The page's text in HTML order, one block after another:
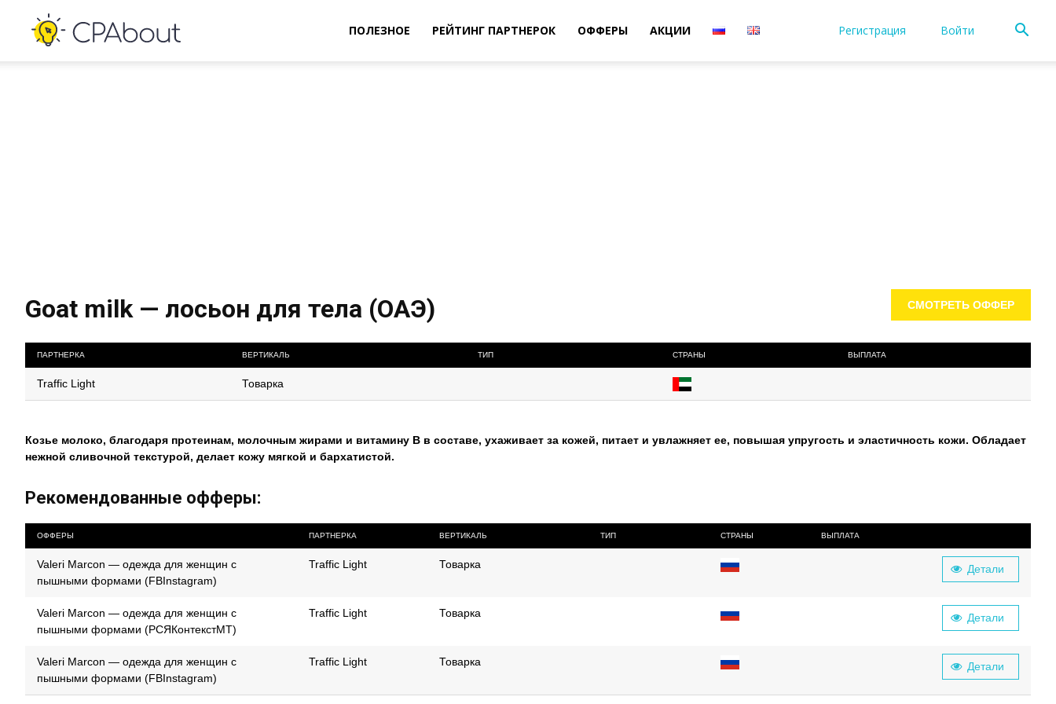
ПОЛЕЗНОЕ РЕЙТИНГ ПАРТНЕРОК ОФФЕРЫ АКЦИИ Регистрация Войти
Goat milk — лосьон для тела (ОАЭ) СМОТРЕТЬ ОФФЕР
ПАРТНЕРКА ВЕРТИКАЛЬ ТИП СТРАНЫ ВЫПЛАТА
Traffic Light Товарка
Козье молоко, благодаря протеинам, молочным жирами и витамину В в составе, ухаживает за кожей, питает и увлажняет ее, повышая упругость и эластичность кожи. Обладает
нежной сливочной текстурой, делает кожу мягкой и бархатистой.
Рекомендованные офферы:
ОФФЕРЫ ПАРТНЕРКА ВЕРТИКАЛЬ ТИП СТРАНЫ ВЫПЛАТА
Valeri Marcon — одежда для женщин с
пышными формами (FBInstagram)
Traffic Light Товарка Детали
Valeri Marcon — одежда для женщин с
пышными формами (РСЯКонтекстМТ)
Traffic Light Товарка Детали
Valeri Marcon — одежда для женщин с
пышными формами (FBInstagram)
Traffic Light Товарка Детали